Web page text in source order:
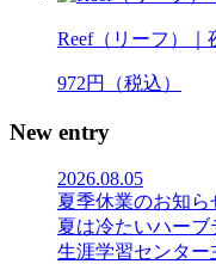
Reef（リーフ）
972円（税込）
New entry
2026.08.05
夏季休業のお知ら
夏は冷たいハーブ
生涯学習センター